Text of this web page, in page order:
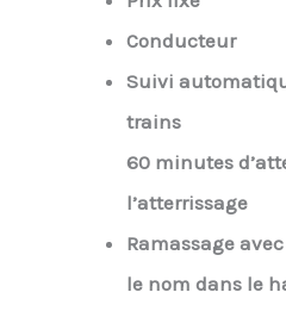
Conducteur
Suivi
trains
60 minutes
l’atterrissage
Ramassage
le nom dans le